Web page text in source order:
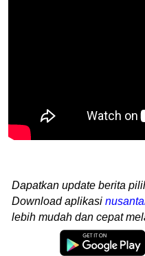
Dapatkan update berita
Download aplikasi
lebih mudah dan cepat